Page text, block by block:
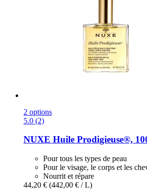
2 options
5.0 (2)
NUXE Huile Prodigieuse®,
Pour tous les types de peau
Pour le visage, le corps et les
Nourrit et répare
44,20 € (442,00 € / L)